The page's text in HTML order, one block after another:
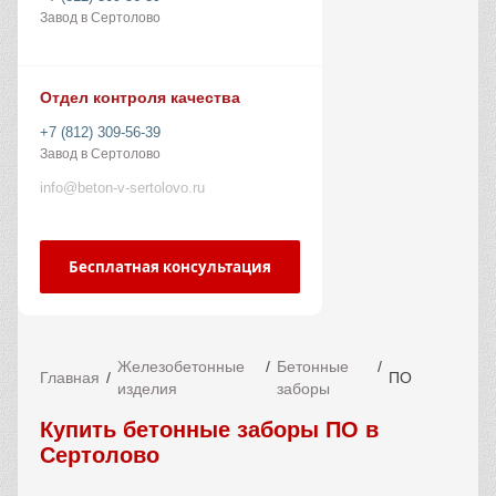
Завод в Сертолово
Отдел контроля качества
+7 (812) 309-56-39
Завод в Сертолово
info@beton-v-sertolovo.ru
Бесплатная консультация
Главная
Железобетонные
изделия
Бетонные
заборы
ПО
Купить бетонные заборы ПО в
Сертолово